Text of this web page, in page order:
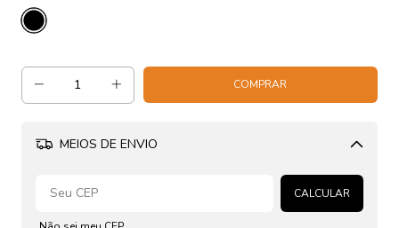
MEIOS DE ENVIO
Alterar CEP
CALCULAR